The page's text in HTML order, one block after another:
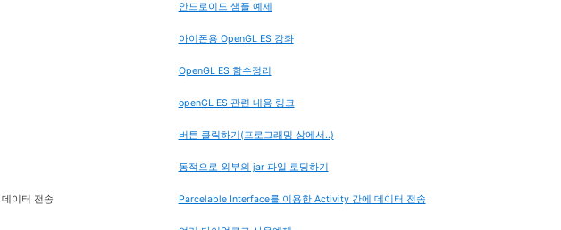
안드로이드 샘플 예제
아이폰용 OpenGL ES 강좌
OpenGL ES 함수정리
openGL ES 관련 내용 링크
버튼 클릭하기(프로그래밍 상에서..)
동적으로 외부의 jar 파일 로딩하기
이터 전송 Parcelable Interface를 이용한 Activity 간에 데이터 전송